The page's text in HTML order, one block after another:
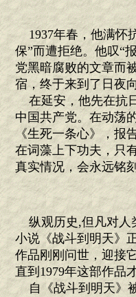
1937年春，他满怀
保”而遭拒绝。他叹“
党黑暗腐败的文章而
宿，终于来到了日夜
在延安，他先在抗日
中国共产党。在动荡
《生死一条心》，报
在词藻上下功夫，只
真实情况，会永远铭
纵观历史,但凡对人
小说《战斗到明天》
作品刚刚问世，迎接
直到1979年这部作品
自《战斗到明天》被